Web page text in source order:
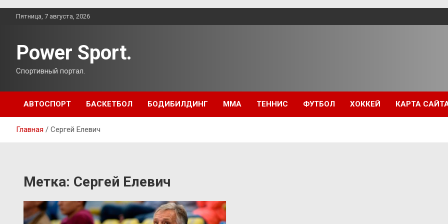
ПерейтиПятница, 7 августа, 2026
Power Sport.
Спортивный портал.
АВТОСПОРТ БАСКЕТБОЛ БОДИБИЛДИНГ ММА ТЕННИС ФУТБОЛ ХОККЕЙ КАРТА
Главная Сергей Елевич
Метка: Сергей Елевич